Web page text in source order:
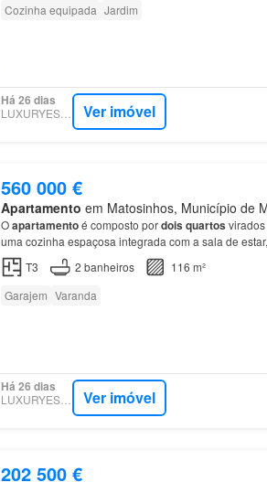
Cozinha equipada Jardim
Há 26 dias
LUXURYESTATE Ver imóvel
560 000 €
Apartamento em Matosinhos, Município de
Oapartamentoé composto pordois quartos
uma cozinha espaçosa integrada com a sala de
duas
de banho distribuídas de forma
T3 2 banheiros
116 m²
Garajem Varanda
Há 26 dias
LUXURYESTATE Ver imóvel
202 500 €